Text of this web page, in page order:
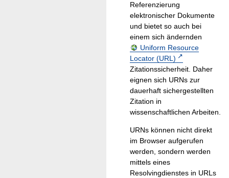
Referenzierung
elektronischer Dokumente
und bietet so auch bei
einem sich ändernden
Uniform Resource
Locator (URL)
Zitationssicherheit. Daher
eignen sich URNs zur
dauerhaft sichergestellten
Zitation in
wissenschaftlichen Arbeiten.
URNs können nicht direkt
im Browser aufgerufen
werden, sondern werden
mittels eines
Resolvingdienstes in URLs